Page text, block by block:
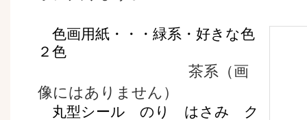
色画用紙・・・緑系・好きな色
２色
茶系（画
像にはありません）
丸型シール のり はさみ ク